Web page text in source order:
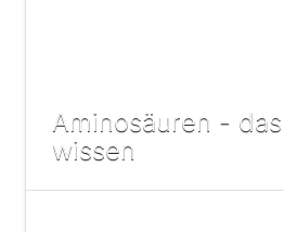
Aminosäuren -
wissen